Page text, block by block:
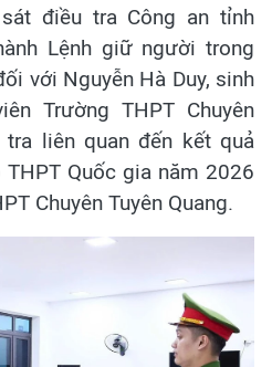
điều tra Công an tỉnh
Lệnh giữ người trong
với Nguyễn Hà Duy, sinh
Trường THPT Chuyên
tra liên quan đến kết quả
Quốc gia năm 2026
Chuyên Tuyên Quang.